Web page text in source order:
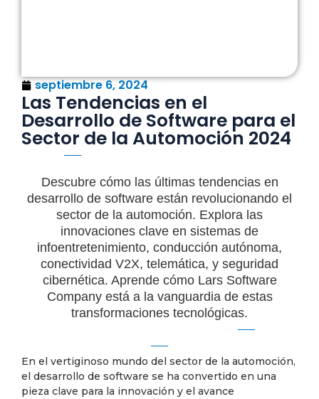
septiembre 6, 2024
Las Tendencias en el
Desarrollo de Software para el
Sector de la Automoción 2024
Descubre cómo las últimas tendencias en
desarrollo de software están revolucionando el
sector de la automoción. Explora las
innovaciones clave en sistemas de
infoentretenimiento, conducción autónoma,
conectividad V2X, telemática, y seguridad
cibernética. Aprende cómo Lars Software
Company está a la vanguardia de estas
transformaciones tecnológicas.
En el vertiginoso mundo del sector de la automoción,
el desarrollo de software se ha convertido en una
pieza clave para la innovación y el avance